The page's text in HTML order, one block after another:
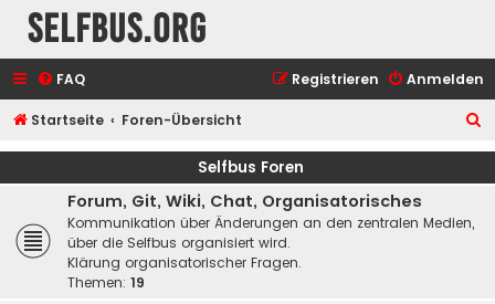
selfbus.org
FAQ Anmelden
Registrieren
Startseite Foren-Übersicht
u
Selfbus Foren
Forum, Git, Wiki, Chat, Organisatorisches
Kommunikation über Änderungen an den zentralen Medien,
über die Selfbus organisiert wird.
Klärung organisatorischer Fragen.
Themen: 19